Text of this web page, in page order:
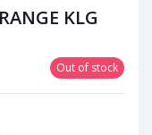
KLG
Out of stock